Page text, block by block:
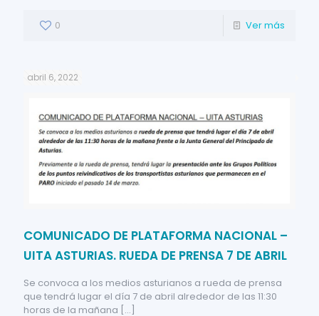
0 Ver más
abril 6, 2022
COMUNICADO DE PLATAFORMA NACIONAL –
UITA ASTURIAS. RUEDA DE PRENSA 7 DE ABRIL
Se convoca a los medios asturianos a rueda de prensa
que tendrá lugar el día 7 de abril alrededor de las 11:30
horas de la mañana […]